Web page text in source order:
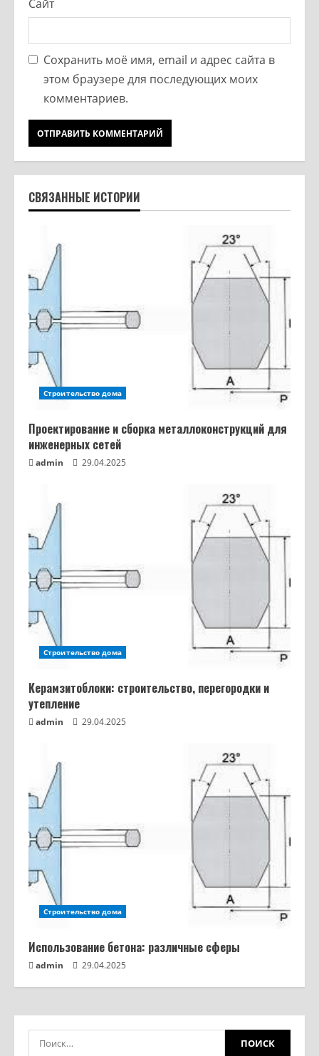
Сайт
Сохранить моё имя, email и адрес сайта в
этом браузере для последующих моих
комментариев.
СВЯЗАННЫЕ ИСТОРИИ
Строительство дома
Проектирование и сборка металлоконструкций для
инженерных сетей
admin 29.04.2025
Строительство дома
Керамзитоблоки: строительство, перегородки и
утепление
admin 29.04.2025
Строительство дома
Использование бетона: различные сферы
admin 29.04.2025